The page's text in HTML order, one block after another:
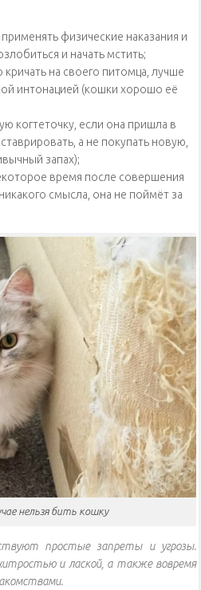
физические наказания и
и начать мстить;
на своего питомца, лучше
интонацией (кошки хорошо её
когтеточку, если она пришла в
а не покупать новую,
запах);
время после совершения
смысла, она не поймёт за
нельзя бить кошку
простые запреты и угрозы.
и лаской, а также вовремя